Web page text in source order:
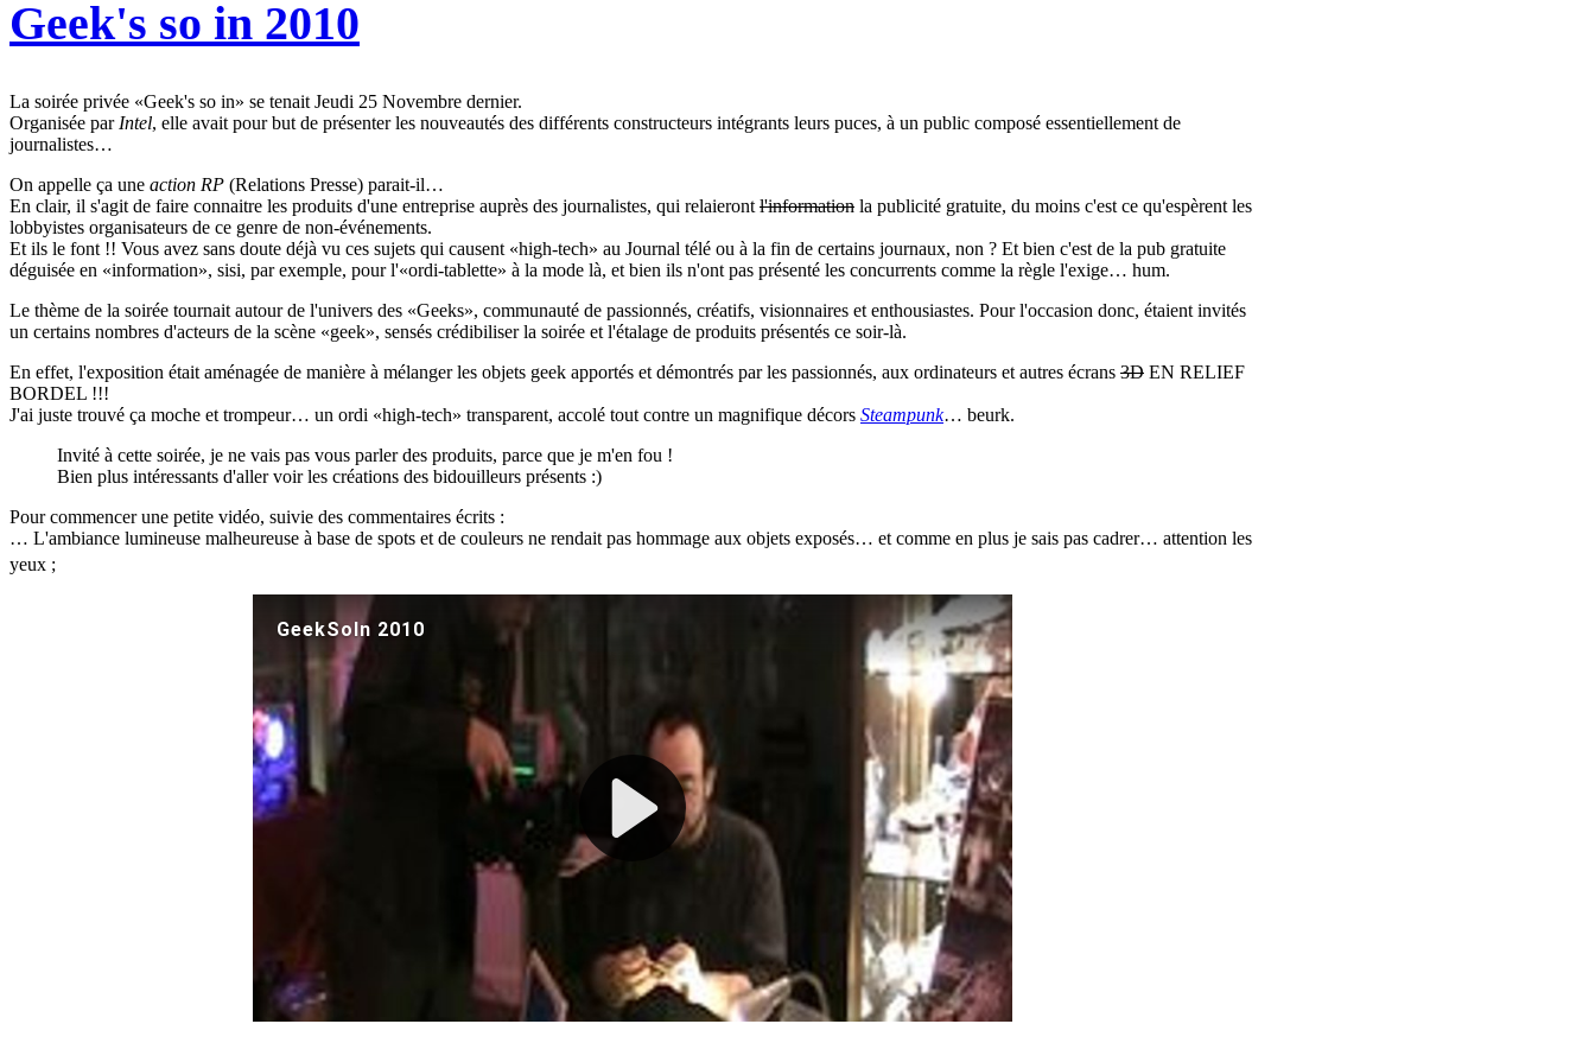
Geek's so in 2010
La soirée privée «Geek's so in» se tenait Jeudi 25 Novembre dernier.
Organisée par Intel, elle avait pour but de présenter les nouveautés des différents constructeurs intégrants leurs puces, à un public composé essentiellement de
journalistes…
On appelle ça une action RP (Relations Presse) parait-il…
En clair, il s'agit de faire connaitre les produits d'une entreprise auprès des journalistes, qui relaieront l'information la publicité gratuite, du moins c'est ce qu'espèrent les
lobbyistes organisateurs de ce genre de non-événements.
Et ils le font !! Vous avez sans doute déjà vu ces sujets qui causent «high-tech» au Journal télé ou à la fin de certains journaux, non ? Et bien c'est de la pub gratuite
déguisée en «information», sisi, par exemple, pour l'«ordi-tablette» à la mode là, et bien ils n'ont pas présenté les concurrents comme la règle l'exige… hum.
Le thème de la soirée tournait autour de l'univers des «Geeks», communauté de passionnés, créatifs, visionnaires et enthousiastes. Pour l'occasion donc, étaient invités
un certains nombres d'acteurs de la scène «geek», sensés crédibiliser la soirée et l'étalage de produits présentés ce soir-là.
En effet, l'exposition était aménagée de manière à mélanger les objets geek apportés et démontrés par les passionnés, aux ordinateurs et autres écrans 3D EN RELIEF
BORDEL !!!
J'ai juste trouvé ça moche et trompeur… un ordi «high-tech» transparent, accolé tout contre un magnifique décors Steampunk… beurk.
Invité à cette soirée, je ne vais pas vous parler des produits, parce que je m'en fou !
Bien plus intéressants d'aller voir les créations des bidouilleurs présents :)
Pour commencer une petite vidéo, suivie des commentaires écrits :
… L'ambiance lumineuse malheureuse à base de spots et de couleurs ne rendait pas hommage aux objets exposés… et comme en plus je sais pas cadrer… attention les
yeux ;